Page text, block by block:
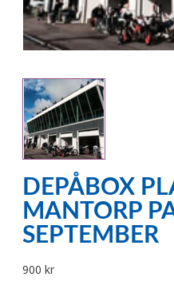
DEPÅBOX
MANTORP
SEPTEMBER
900kr